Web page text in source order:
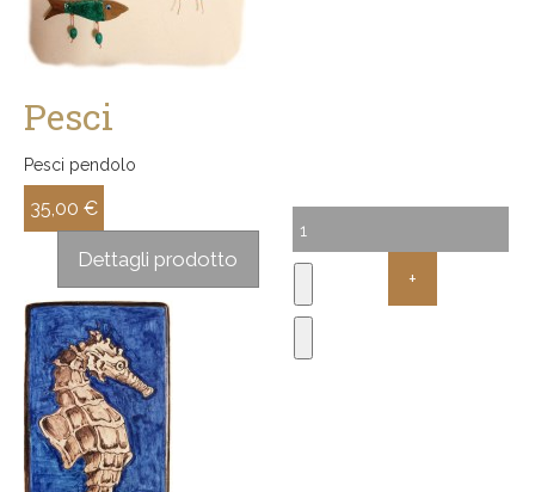
Pesci
Pesci pendolo
35,00 €
Dettagli prodotto